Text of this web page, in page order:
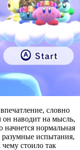
словно
он наводит на мысль,
начнется нормальная
разумные испытания,
стоило так